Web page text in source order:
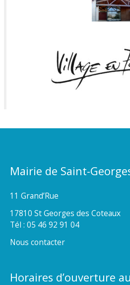
Mairie de Saint-
11 Grand’Rue
17810 St Georges des Coteaux
Tél : 05 46 92 91 04
Nous contacter
Horaires d’ouverture